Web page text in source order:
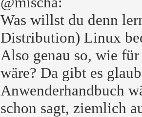
Was willst du denn
Distribution) Linux
Also genau so, wie
wäre? Da gibt es
Anwenderhandbuch
schon sagt, ziemlich